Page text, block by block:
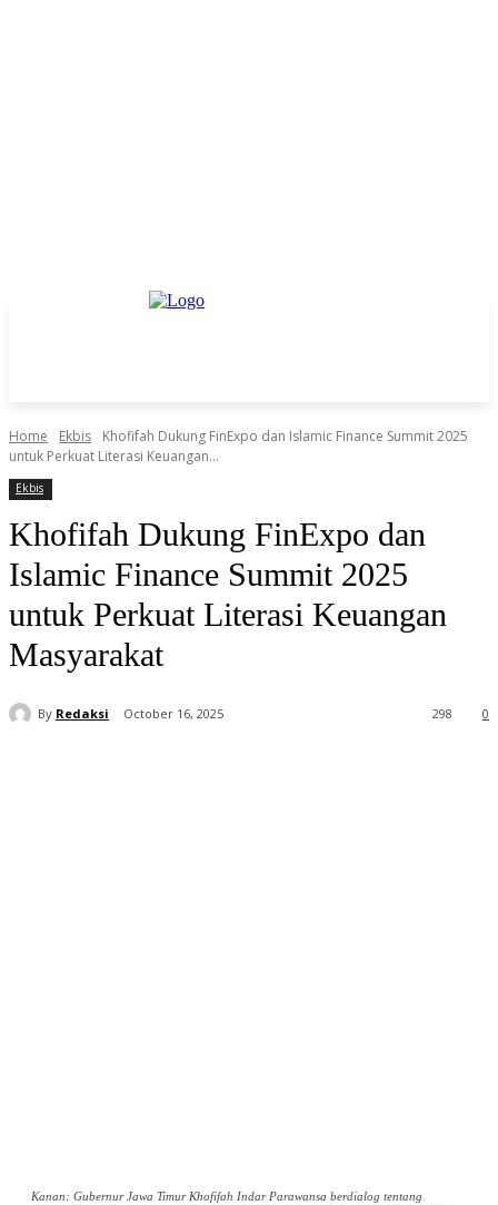
Home Ekbis
Khofifah Dukung FinExpo dan Islamic Finance Summit 2025
untuk Perkuat Literasi Keuangan...
Ekbis
Khofifah Dukung FinExpo dan
Islamic Finance Summit 2025
untuk Perkuat Literasi Keuangan
Masyarakat
By Redaksi October 16, 2025 0
298
Kanan: Gubernur Jawa Timur Khofifah Indar Parawansa berdialog tentang